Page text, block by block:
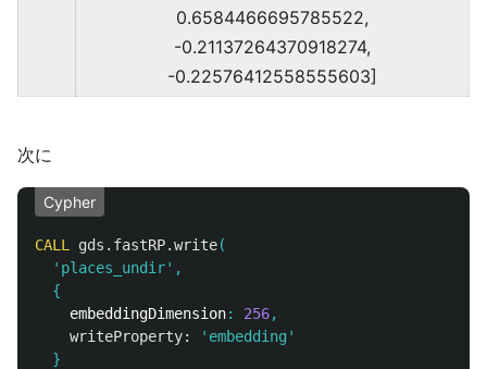
0.6584466695785522,
-0.21137264370918274,
-0.22576412558555603]
次に
Cypher
CALL gds.fastRP.write(
'places_undir' ,
{
embeddingDimension: 256,
writeProperty:
'embedding'
}